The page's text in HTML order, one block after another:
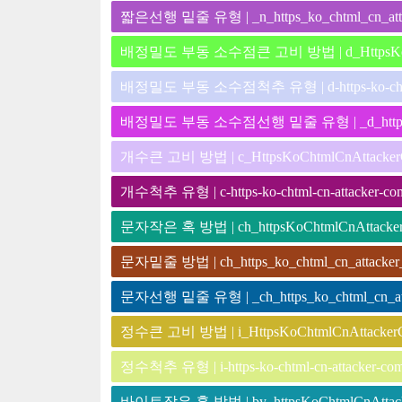
짧은선행 밑줄 유형 |
배정밀도 부동 소수점큰 고비 방법 |
배정밀도 부동 소수점척추 유형 | d-https-ko-
배정밀도 부동 소수점선행 밑줄 유형 |
개수큰 고비 방법 |
개수척추 유형 | c-https-ko-chtml-cn-attacker-
문자작은 혹 방법 |
문자밑줄 방법 |
문자선행 밑줄 유형 |
정수큰 고비 방법 |
정수척추 유형 | i-https-ko-chtml-cn-attacker-